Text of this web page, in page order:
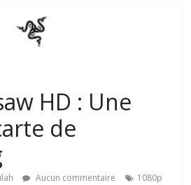
HD : Une
de
Aucun commentaire
1080p